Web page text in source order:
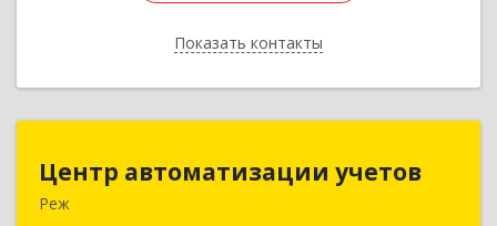
Показать контакты
Назад
Центр автоматизации учетов
Реж
623750, Свердловская обл, Режевской р-н, Реж